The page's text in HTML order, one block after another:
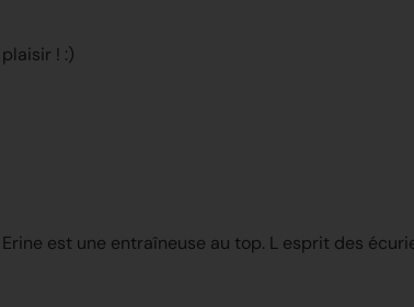
! :)
est une entraîneuse au top. L esprit des